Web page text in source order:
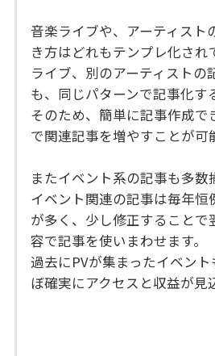
音楽ライブや、アーティスト
き方はどれもテンプレ化され
ライブ、別のアーティストの
も、同じパターンで記事化す
そのため、簡単に記事作成で
で関連記事を増やすことが可
またイベント系の記事も多数
イベント関連の記事は毎年恒
が多く、少し修正することで
容で記事を使いまわせます。
過去にPVが集まったイベン
ぼ確実にアクセスと収益が見